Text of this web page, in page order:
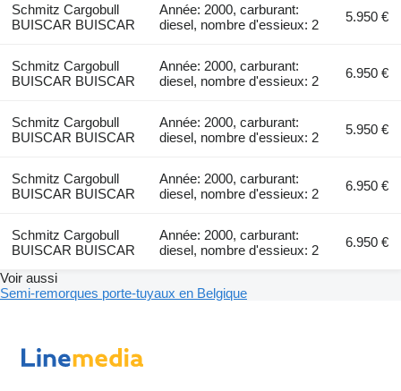
Schmitz Cargobull
BUISCAR BUISCAR
Année: 2000, carburant:
diesel, nombre d'essieux: 2
5.950 €
Schmitz Cargobull
BUISCAR BUISCAR
Année: 2000, carburant:
diesel, nombre d'essieux: 2
6.950 €
Schmitz Cargobull
BUISCAR BUISCAR
Année: 2000, carburant:
diesel, nombre d'essieux: 2
5.950 €
Schmitz Cargobull
BUISCAR BUISCAR
Année: 2000, carburant:
diesel, nombre d'essieux: 2
6.950 €
Schmitz Cargobull
BUISCAR BUISCAR
Année: 2000, carburant:
diesel, nombre d'essieux: 2
6.950 €
Voir aussi
Semi-remorques porte-tuyaux en Belgique